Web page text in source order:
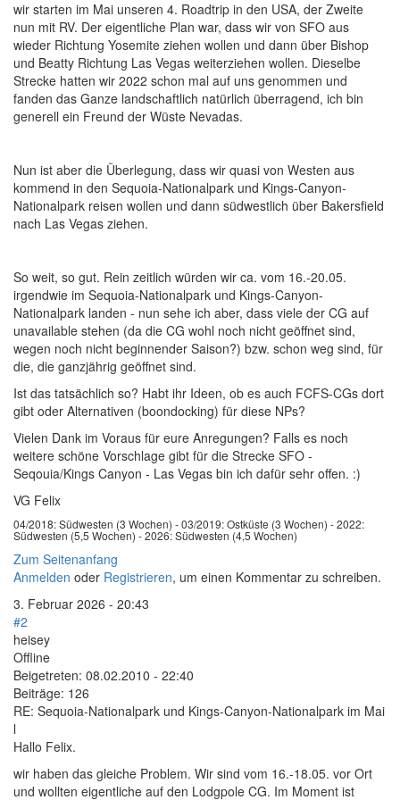
wir starten im Mai unseren 4. Roadtrip in den USA, der Zweite
nun mit RV. Der eigentliche Plan war, dass wir von SFO aus
wieder Richtung Yosemite ziehen wollen und dann über Bishop
und Beatty Richtung Las Vegas weiterziehen wollen. Dieselbe
Strecke hatten wir 2022 schon mal auf uns genommen und
fanden das Ganze landschaftlich natürlich überragend, ich bin
generell ein Freund der Wüste Nevadas.
Nun ist aber die Überlegung, dass wir quasi von Westen aus
kommend in den Sequoia-Nationalpark und Kings-Canyon-
Nationalpark reisen wollen und dann südwestlich über Bakersfield
nach Las Vegas ziehen.
So weit, so gut. Rein zeitlich würden wir ca. vom 16.-20.05.
irgendwie im Sequoia-Nationalpark und Kings-Canyon-
Nationalpark landen - nun sehe ich aber, dass viele der CG auf
unavailable stehen (da die CG wohl noch nicht geöffnet sind,
wegen noch nicht beginnender Saison?) bzw. schon weg sind, für
die, die ganzjährig geöffnet sind.
Ist das tatsächlich so? Habt ihr Ideen, ob es auch FCFS-CGs dort
gibt oder Alternativen (boondocking) für diese NPs?
Vielen Dank im Voraus für eure Anregungen? Falls es noch
weitere schöne Vorschlage gibt für die Strecke SFO -
Seqouia/Kings Canyon - Las Vegas bin ich dafür sehr offen. :)
VG Felix
04/2018: Südwesten (3 Wochen) - 03/2019: Ostküste (3 Wochen) - 2022:
Südwesten (5,5 Wochen) - 2026: Südwesten (4,5 Wochen)
Zum Seitenanfang
Anmelden oder Registrieren, um einen Kommentar zu schreiben.
3. Februar 2026 - 20:43
#2
heisey
Offline
Beigetreten: 08.02.2010 - 22:40
Beiträge: 126
RE: Sequoia-Nationalpark und Kings-Canyon-Nationalpark im Mai
l
Hallo Felix.
wir haben das gleiche Problem. Wir sind vom 16.-18.05. vor Ort
und wollten eigentliche auf den Lodgpole CG. Im Moment ist